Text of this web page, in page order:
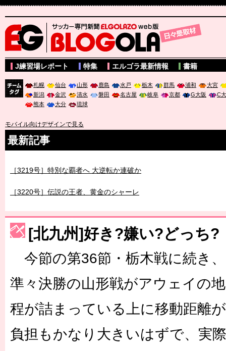
サッカー専門新聞ELGOLAZO web版 BLOGOLA
J練習場レポート 特集 エルゴラ最新情報 書籍
札幌 仙台 山形 鹿島 水戸 栃木 群馬 浦和
大宮
新潟
金沢 清水 磐田 名古屋 岐阜 京都 G大阪
C
熊本
大分 琉球
モバイル向けデザインで見る
最新記事
［3230号］世界一への夢は終わらない
［3223号］一丸。日本出陣
[北九州]好き?嫌い?どっち?
今節の第36節・栃木戦に続き
準々決勝の山形戦がアウェイの
程が詰まっている上に移動距離
負担もかなり大きいはずで、実